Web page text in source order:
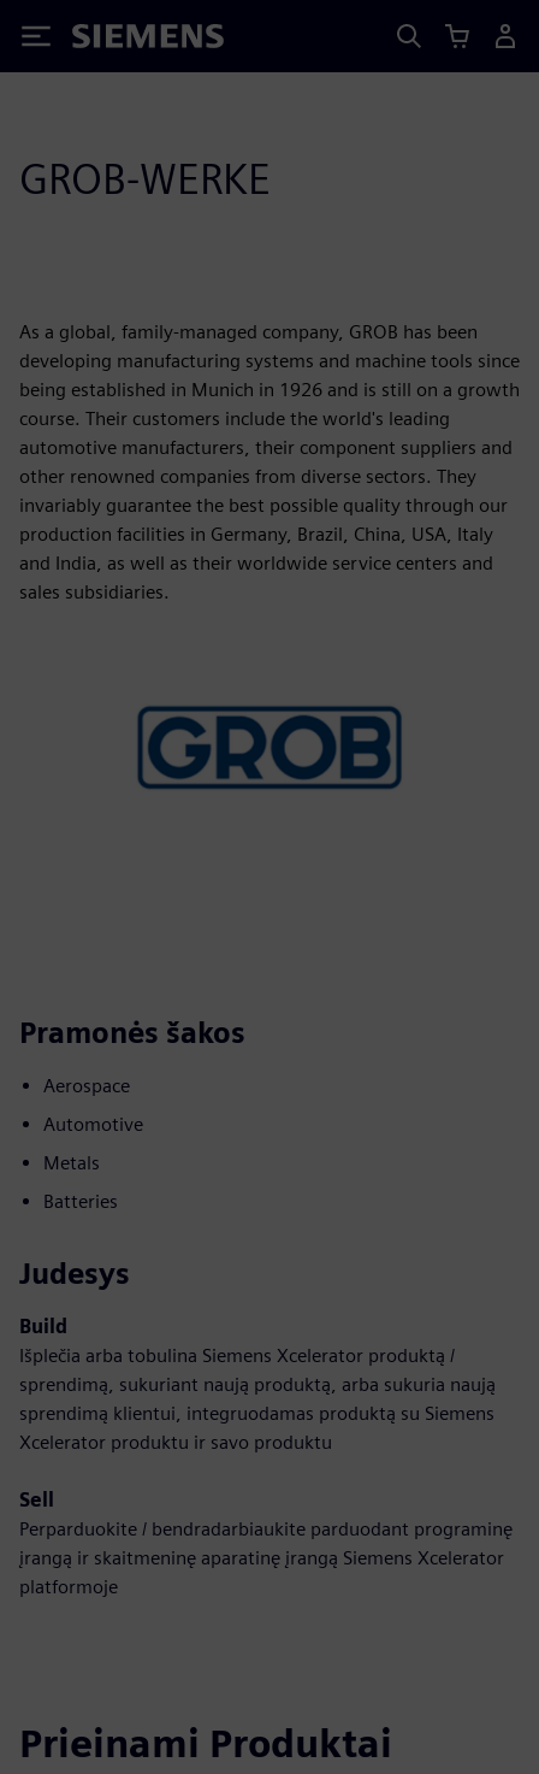
Siemens
GROB-WERKE
As a global, family-managed company, GROB has been
developing manufacturing systems and machine tools since
being established in Munich in 1926 and is still on a growth
course. Their customers include the world's leading
automotive manufacturers, their component suppliers and
other renowned companies from diverse sectors. They
invariably guarantee the best possible quality through our
production facilities in Germany, Brazil, China, USA, Italy
and India, as well as their worldwide service centers and
sales subsidiaries.
Pramonės šakos
Aerospace
Automotive
Metals
Batteries
Judesys
Build
Išplečia arba tobulina Siemens Xcelerator produktą /
sprendimą, sukuriant naują produktą, arba sukuria naują
sprendimą klientui, integruodamas produktą su Siemens
Xcelerator produktu ir savo produktu
Sell
Perparduokite / bendradarbiaukite parduodant programinę
įrangą ir skaitmeninę aparatinę įrangą Siemens Xcelerator
platformoje
Prieinami Produktai